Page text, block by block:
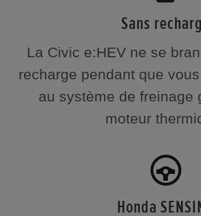
Sans
La Civic e:HEV ne se
recharge pendant que
au système de freinage
moteur
Honda